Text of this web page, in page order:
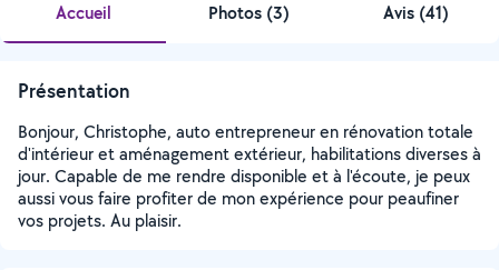
Accueil Photos (3) Avis (41)
Présentation
Bonjour, Christophe, auto entrepreneur en rénovation totale
d'intérieur et aménagement extérieur, habilitations diverses à
jour. Capable de me rendre disponible et à l'écoute, je peux
aussi vous faire profiter de mon expérience pour peaufiner
vos projets. Au plaisir.